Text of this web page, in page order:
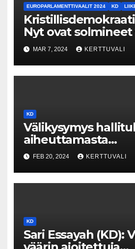
EUROPARLAMENTTIVAALIT 2024 KD
Nyt ovat
eurovaaleissa
MAR 7, 2024 KERTTUVALI
KD
Välikysymys
aiheuttamasta
20.2.2024 KD:n
FEB 20, 2024 KERTTUVALI
KD
Sari Essayah (KD):